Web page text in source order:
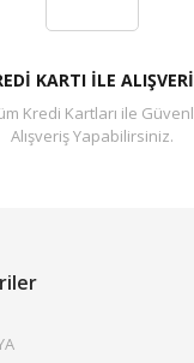
KARTI İLE
Kredi Kartları ile
Alışveriş Yapabilirsiniz.